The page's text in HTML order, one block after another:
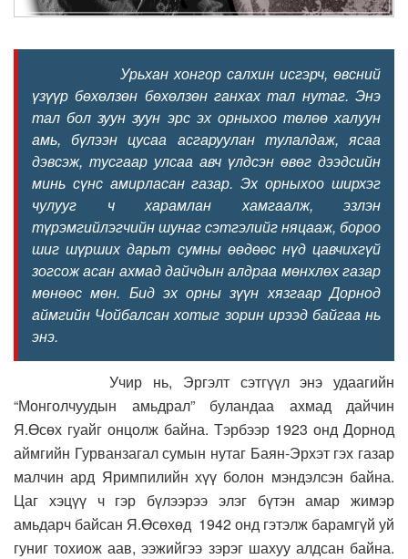
Урьхан хонгор салхин исгэрч, өвсний
үзүүр бөхөлзөн бөхөлзөн ганхах тал нутаг. Энэ
тал бол зуун зуун эрс эх орныхоо төлөө халуун
амь, бүлээн цусаа асгаруулан тулалдаж, ясаа
дэвсэж, тусгаар улсаа авч үлдсэн өвөг дээдсийн
минь сүнс амирласан газар. Эх орныхоо ширхэг
чулууг ч харамлан хамгаалж, эзлэн
түрэмгийлэгчийн шунаг сэтгэлийг няцааж, бороо
шиг шүрших дарьт сумны өөдөөс нүд цавчихгүй
зогсож асан ахмад дайчдын алдраа мөнхлөх газар
мөнөөс мөн. Бид эх орны зүүн хязгаар Дорнод
аймгийн Чойбалсан хотыг зорин ирээд байгаа нь
энэ.
Учир нь, Эргэлт сэтгүүл энэ удаагийн
“Монголчуудын амьдрал” буландаа ахмад дайчин
Я.Өсөх гуайг онцолж байна. Тэрбээр 1923 онд Дорнод
аймгийн Гурванзагал сумын нутаг Баян-Эрхэт гэх газар
малчин ард Яримпилийн хүү болон мэндэлсэн байна.
Цаг хэцүү ч гэр бүлээрээ элэг бүтэн амар жимэр
амьдарч байсан Я.Өсөхөд 1942 онд гэтэлж барамгүй уй
гуниг тохиож аав, ээжийгээ зэрэг шахуу алдсан байна.